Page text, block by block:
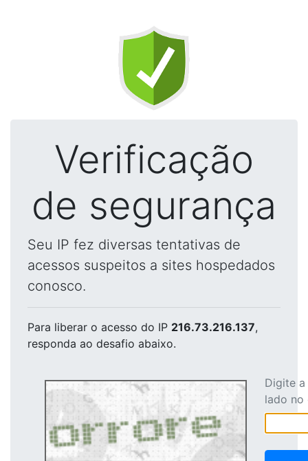
Verificação
de segurança
Seu IP fez diversas tentativas de
acessos suspeitos a sites hospedados
conosco.
Para liberar o acesso do IP 216.73.216.137,
responda ao desafio abaixo.
Digite
lado no